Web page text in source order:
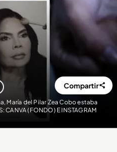
María del Pilar Zea Cobo estaba
(FONDO) E INSTAGRAM
Compartir